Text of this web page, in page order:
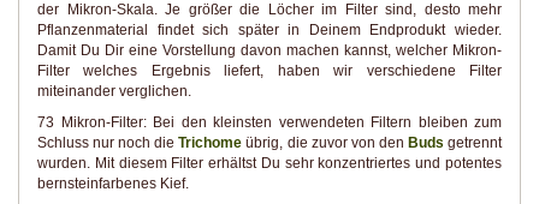
der Mikron-Skala. Je größer die Löcher im Filter sind, desto mehr
Pflanzenmaterial findet sich später in Deinem Endprodukt wieder.
Damit Du Dir eine Vorstellung davon machen kannst, welcher Mikron-
Filter welches Ergebnis liefert, haben wir verschiedene Filter
miteinander verglichen.
73 Mikron-Filter: Bei den kleinsten verwendeten Filtern bleiben zum
Schluss nur noch dieTrichome übrig, die zuvor von den Buds getrennt
wurden. Mit diesem Filter erhältst Du sehr konzentriertes und potentes
bernsteinfarbenes Kief.